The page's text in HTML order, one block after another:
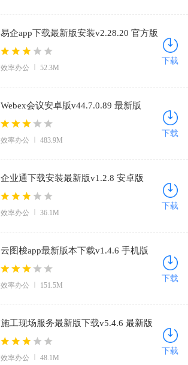
易企app下载最新版安装v2.28.20 官方版
效率办公 52.3M
下载
Webex会议安卓版v44.7.0.89 最新版
效率办公 483.9M
下载
企业通下载安装最新版v1.2.8 安卓版
效率办公 36.1M
下载
云图梭app最新版本下载v1.4.6 手机版
效率办公 151.5M
下载
施工现场服务最新版下载v5.4.6 最新版
效率办公 48.1M
下载